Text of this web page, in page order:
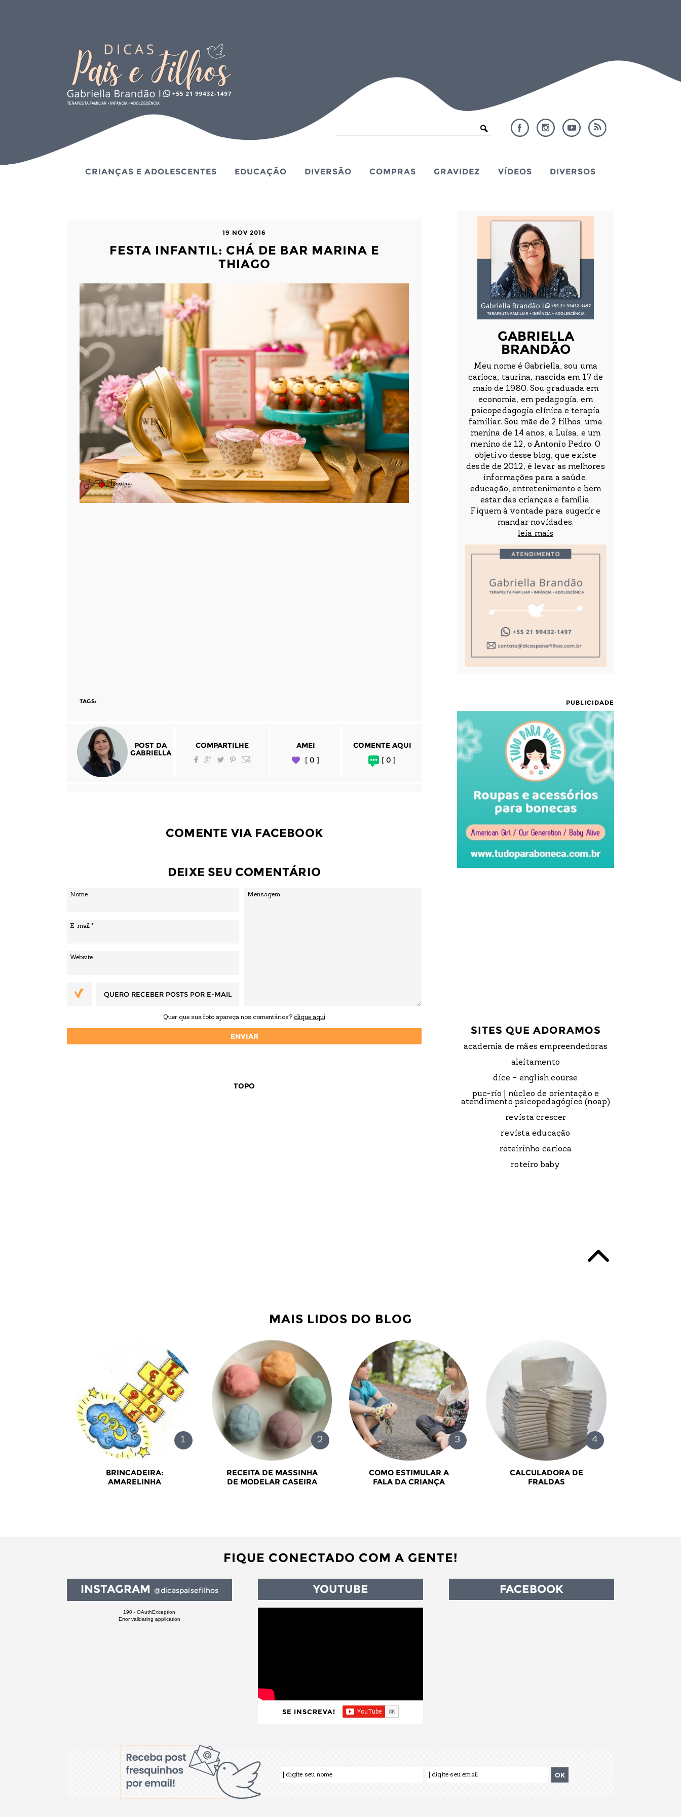
CRIANÇAS E ADOLESCENTES EDUCAÇÃO DIVERSÃO COMPRAS GRAVIDEZ VÍDEOS DIVERSOS
19 NOV 2016
FESTA INFANTIL: CHÁ DE BAR MARINA E
THIAGO
TAGS:
POST DA
GABRIELLA
COMPARTILHE
AMEI
[ 0 ]
COMENTE AQUI
[ 0 ]
COMENTE VIA FACEBOOK
DEIXE SEU COMENTÁRIO
QUERO RECEBER POSTS POR E-MAIL
Quer que sua foto apareça nos comentários? clique aqui
TOPO
GABRIELLA
BRANDÃO
Meu nome é Gabriella, sou uma
carioca, taurina, nascida em 17 de
maio de 1980. Sou graduada em
economia, em pedagogia, em
psicopedagogia clínica e terapia
familiar. Sou mãe de 2 filhos, uma
menina de 14 anos, a Luisa, e um
menino de 12, o Antonio Pedro. O
objetivo desse blog, que existe
desde de 2012, é levar as melhores
informações para a saúde,
educação, entretenimento e bem
estar das crianças e família.
Fiquem à vontade para sugerir e
mandar novidades.
leia mais
PUBLICIDADE
SITES QUE ADORAMOS
academia de mães empreendedoras
aleitamento
dice – english course
puc-rio | núcleo de orientação e
atendimento psicopedagógico (noap)
revista crescer
revista educação
roteirinho carioca
roteiro baby
MAIS LIDOS DO BLOG
BRINCADEIRA:
AMARELINHA
RECEITA DE MASSINHA
DE MODELAR CASEIRA
COMO ESTIMULAR A
FALA DA CRIANÇA
CALCULADORA DE
FRALDAS
FIQUE CONECTADO COM A GENTE!
INSTAGRAM @dicaspaisefilhos
190 - OAuthException
Error validating application
YOUTUBE
SE INSCREVA!
FACEBOOK